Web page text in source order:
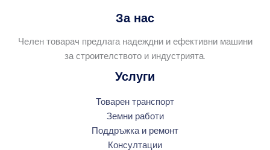
За нас
Челен товарач предлага надеждни и ефективни машини
за строителството и индустрията.
Услуги
Товарен транспорт
Земни работи
Поддръжка и ремонт
Консултации